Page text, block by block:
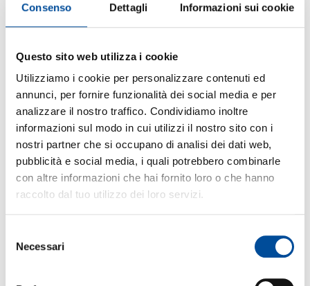
Consenso Dettagli Informazioni sui cookie
Questo sito web utilizza i cookie
Utilizziamo i cookie per personalizzare contenuti ed
annunci, per fornire funzionalità dei social media e per
analizzare il nostro traffico. Condividiamo inoltre
informazioni sul modo in cui utilizzi il nostro sito con i
nostri partner che si occupano di analisi dei dati web,
pubblicità e social media, i quali potrebbero combinarle
con altre informazioni che hai fornito loro o che hanno
raccolto dal tuo utilizzo dei loro servizi.
delNecessari
PRE-ISCRIVITI O CONTATTACI
Il corso ELEMENTI DI PROGRAMMAZIONE DI
M.U. a C.N. fornisce le competenze di base per la
programmazione e gestione di macchine utensili
a controllo numerico (CNC), con un focus sulle
tecniche di programmazione, l’interpretazione
del disegno meccanico
CNC per operazioni di tornitura e fresatura.
Il corso è gratuito per le lavoratrici (ved sezione